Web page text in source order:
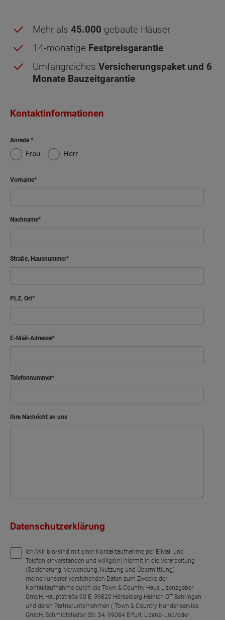
Sonderausstattung
Energiestandard EH 40
Sonderausstattung
Wand und Fassade Klinker - Doppelhaus Aura
125
Obergeschoss - Grundrissvarianten:
Kind
Bad
Diele 13.55 m²
Ankleide 6.67 m²
Netto-Raumfläche
Mehr als 45.000 gebaute Häuser
14-monatige Festpreisgarantie
Umfangreiches Versicherungspaket und 6
Monate Bauzeitgarantie
Kontaktinformationen
Anrede
Frau Herr
Vorname
Nachname
Straße, Hausnummer
PLZ, Ort
E-Mail-Adresse
Telefonnummer
Ihre Nachricht an uns
Datenschutzerklärung
Ich/Wir bin/sind mit einer Kontaktaufnahme per E-Mail und
Telefon einverstanden und willige(n) hiermit in die Verarbeitung
(Speicherung, Verwendung, Nutzung und Übermittlung)
meiner/unserer vorstehenden Daten zum Zwecke der
Kontaktaufnahme durch die Town & Country Haus Lizenzgeber
GmbH, Hauptstraße 90 E, 99820 Hörselberg-Hainich OT Behringen
und deren Partnerunternehmen ( Town & Country Kundenservice
GmbH, Schmidtstedter Str. 34, 99084 Erfurt, Lizenz- und/oder